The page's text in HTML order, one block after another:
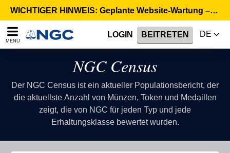
WICHTIGER HINWEIS: Geplante Website-Wartung – 6. August, 02:00 Uhr CEST >
MENU
LOGIN BEITRETEN DE
NGC Census
Der NGC Census ist ein aktueller Populationsbericht, der
die aktuellste Anzahl von Münzen, Token und Medaillen
zeigt, die von NGC für jeden Typ und jede
Erhaltungsklasse bewertet wurden.